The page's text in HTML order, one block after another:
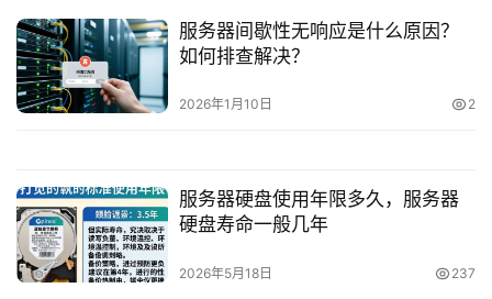
服务器间歇性无响应是什么原因？
如何排查解决？
2026年1月10日 2
服务器硬盘使用年限多久，服务器
硬盘寿命一般几年
2026年5月18日 237